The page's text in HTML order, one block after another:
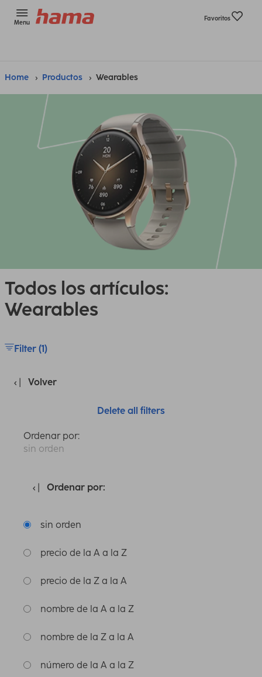
Menu
Favoritos
Home Productos Wearables
Todos los artículos:
Wearables
Filter (1)
Volver
Delete all filters
Ordenar por:
sin orden
Ordenar por:
sin orden
precio de la A a la Z
precio de la Z a la A
nombre de la A a la Z
nombre de la Z a la A
número de la A a la Z